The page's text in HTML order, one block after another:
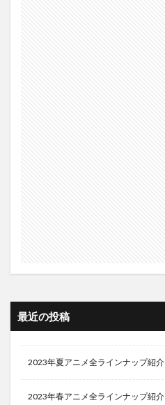
最近の投稿
2023年夏アニメ全ラインナップ紹介
2023年春アニメ全ラインナップ紹介